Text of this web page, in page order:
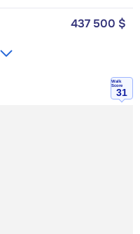
437 500 $
Walk
Score
31